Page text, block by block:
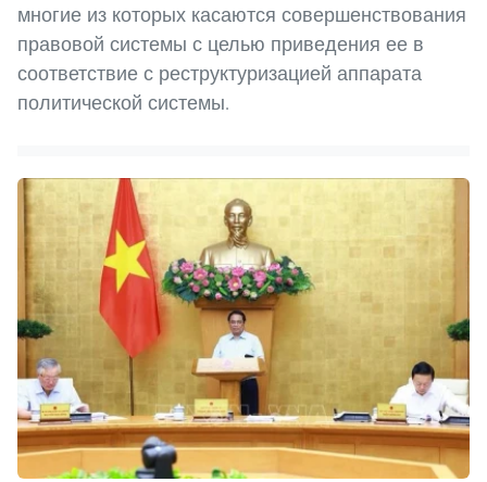
многие из которых касаются совершенствования
правовой системы с целью приведения ее в
соответствие с реструктуризацией аппарата
политической системы.